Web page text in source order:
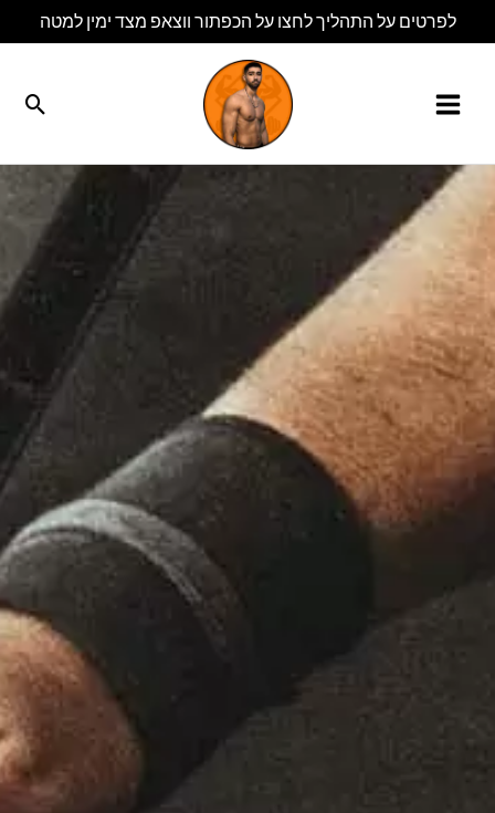
לתוכן
לפרטים על התהליך לחצו על הכפתור ווצאפ מצד ימין למטה